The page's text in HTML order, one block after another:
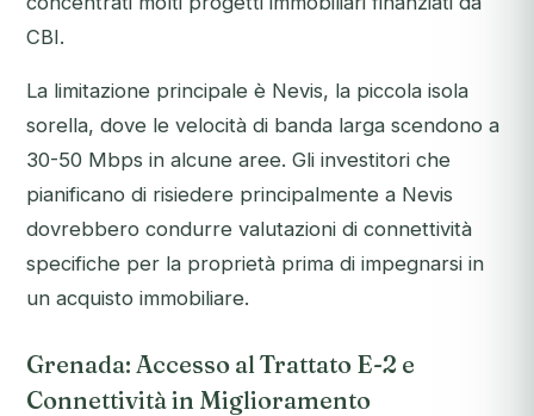
CBI.
La limitazione principale è Nevis, la piccola isola
sorella, dove le velocità di banda larga scendono a
30-50 Mbps in alcune aree. Gli investitori che
pianificano di risiedere principalmente a Nevis
dovrebbero condurre valutazioni di connettività
specifiche per la proprietà prima di impegnarsi in
un acquisto immobiliare.
Grenada: Accesso al Trattato E-2 e
Connettività in Miglioramento